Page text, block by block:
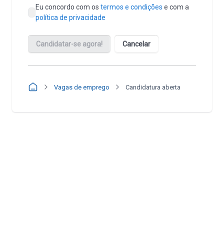
Vagas de emprego Candidatura aberta